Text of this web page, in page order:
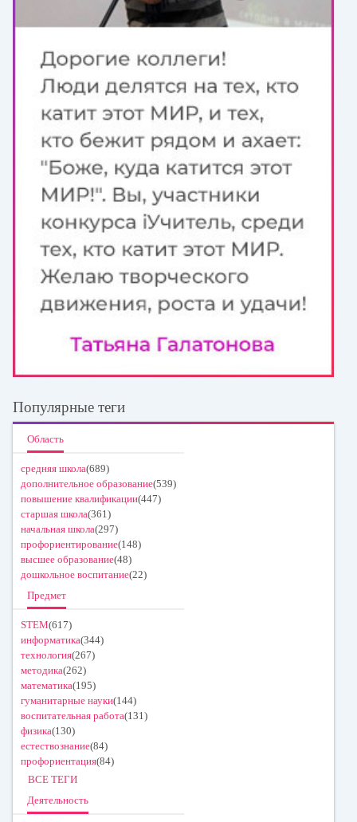
Популярные теги
Область
средняя школа(689)
дополнительное образование(539)
повышение квалификации(447)
старшая школа(361)
начальная школа(297)
профориентирование(148)
высшее образование(48)
дошкольное воспитание(22)
Предмет
STEM(617)
информатика(344)
технология(267)
методика(262)
математика(195)
гуманитарные науки(144)
воспитательная работа(131)
физика(130)
естествознание(84)
профориентация(84)
ВСЕ ТЕГИ
Деятельность